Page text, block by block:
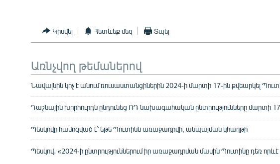
Կիսվել Հետևեք մեզ Տպել
Առնչվող թեմաներով
Նավալնին կոչ է անում ռուսաստանցիներին 2024-ի մարտի 17-ին քվեարկել
Դաշնային խորհուրդն ընդունեց ՌԴ նախագահական ընտրությունները մարտի 17-
Պեսկովը համոզված է՝ եթե Պուտինն առաջադրվի, անպայման կհաղթի
Պեսկով․ «2024-ի ընտրություններում իր առաջադրման մասին Պուտինը դեռ որևէ